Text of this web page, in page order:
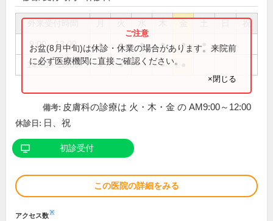
祝
9:00～13:00 ● ● ● ● ●
14:00～18:00 ● ● ●
お盆(8月中旬)は休診・休業の場合があります。来院前
に必ず医療機関に直接ご確認ください。
×閉じる
備考: 皮膚科の診療は 火・木・金 の AM9:00～12:00
休診日: 日、祝
初診受付
この医院の詳細をみる
アクセス数※